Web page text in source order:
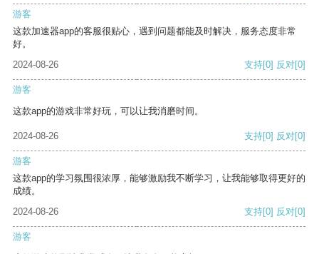
游客
这款加速器app的客服很贴心，遇到问题都能及时解决，服务态度非常
好。
2024-08-26
支持[0] 反对[0]
游客
这款app的游戏非常好玩，可以让我消磨时间。
2024-08-26 支持[0] 反对[0]
游客
这款app的学习氛围很浓厚，能够激励我不断学习，让我能够取得更好的
成绩。
2024-08-26
支持[0] 反对[0]
游客